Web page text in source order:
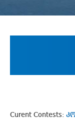
Curent Contests: